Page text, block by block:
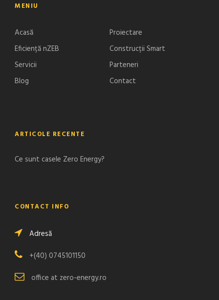
MENIU
Acasă
Proiectare
Eficiență nZEB
Construcții Smart
Servicii
Parteneri
Blog
Contact
ARTICOLE RECENTE
Ce sunt casele Zero Energy?
CONTACT INFO
Adresă
+(40) 0745101150
office at zero-energy.ro